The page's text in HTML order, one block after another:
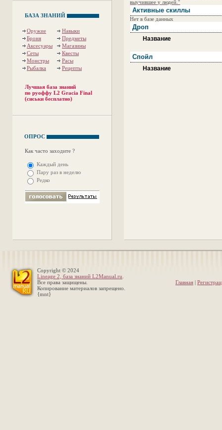
БАЗА ЗНАНИЙ
Оружие
Навыки
Броня
Предметы
Аксесуары
Магазины
Сеты
Квесты
Монстры
Расы
Рыбалка
Рецепты
Лучшая база знаний
по руоффу L2 Gracia Final
(сиськи бесплатно)
ОПРОС
Как часто заходите ?
Каждый день
Пару раз в неделю
Редко
выучившее у людей."
Активные скиллы
Нет в базе данных
Дроп
Название
Спойл
Название
Copyright © 2024
Lineage 2, база знаний L2Manual.ru
Все права защищены.
Копирование материалов запрещено.
{mnt}
Главная |